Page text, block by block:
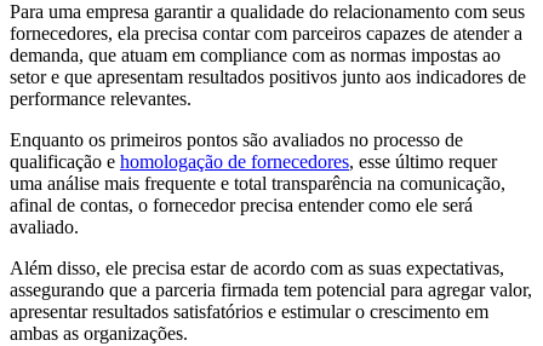
Para uma empresa garantir a qualidade do relacionamento com seus
fornecedores, ela precisa contar com parceiros capazes de atender a
demanda, que atuam em compliance com as normas impostas ao
setor e que apresentam resultados positivos junto aos indicadores de
performance relevantes.
Enquanto os primeiros pontos são avaliados no processo de
qualificação e homologação de fornecedores, esse último requer
uma análise mais frequente e total transparência na comunicação,
afinal de contas, o fornecedor precisa entender como ele será
avaliado.
Além disso, ele precisa estar de acordo com as suas expectativas,
assegurando que a parceria firmada tem potencial para agregar valor,
apresentar resultados satisfatórios e estimular o crescimento em
ambas as organizações.